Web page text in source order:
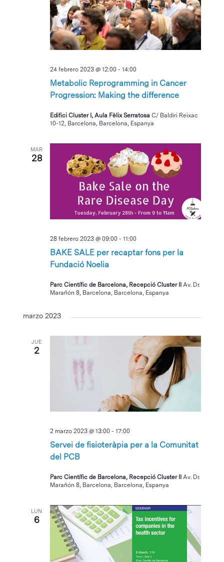
Metabolic Reprogramming in Cancer
Progression: Making the difference
24 febrero 2023 @ 12:00 -14:00
Edifici Cluster I, Aula Fèlix SerratosaC/ Baldiri Reixac
10-12, Barcelona, Barcelona, Espanya
MAR
28
BAKE SALE per recaptar fons per la
Fundació Noelia
28 febrero 2023 @ 09:00 -11:00
Parc Científic de Barcelona, Recepció Cluster IIAv. Dr.
Marañón 8, Barcelona, Barcelona, Espanya
marzo 2023
JUE
2
Servei de fisioteràpia per a la Comunitat
del PCB
2 marzo 2023 @ 13:00 -17:00
Parc Científic de Barcelona, Recepció Cluster IIAv. Dr.
Marañón 8, Barcelona, Barcelona, Espanya
LUN
6